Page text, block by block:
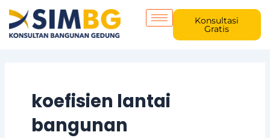
Skip
content
Konsultasi
Gratis
koefisien lantai
bangunan